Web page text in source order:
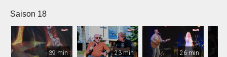
Saison 18
39 min 23 min 26 min